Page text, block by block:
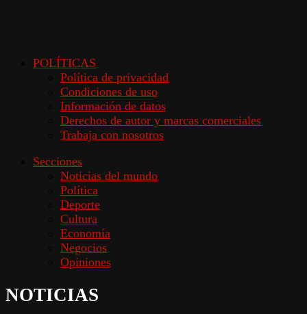
POLÍTICAS
Política de privacidad
Condiciones de uso
Información de datos
Derechos de autor y marcas comerciales
Trabaja con nosotros
Secciones
Noticias del mundo
Política
Deporte
Cultura
Economía
Negocios
Opiniones
NOTICIAS